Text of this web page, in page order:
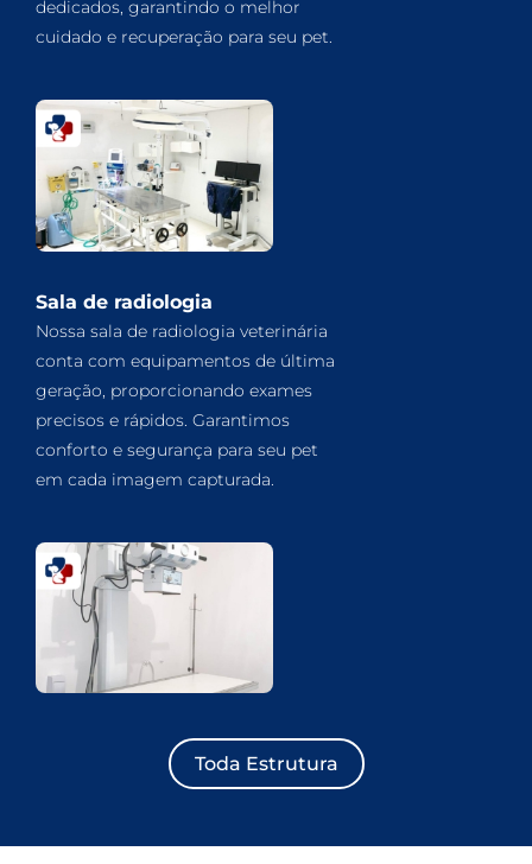
dedicados, garantindo o melhor
cuidado e recuperação para seu pet.
Sala de radiologia
Nossa sala de radiologia veterinária
conta com equipamentos de última
geração, proporcionando exames
precisos e rápidos. Garantimos
conforto e segurança para seu pet
em cada imagem capturada.
Toda Estrutura